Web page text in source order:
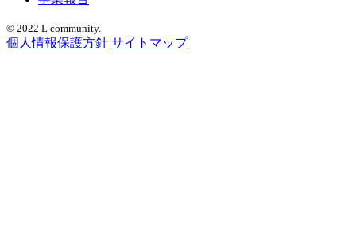
© 2022 L community.
個人情報保護方針 サイトマップ